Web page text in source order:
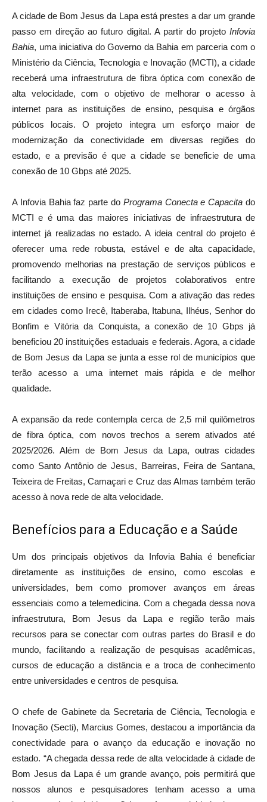
A cidade de Bom Jesus da Lapa está prestes a dar um grande
passo em direção ao futuro digital. A partir do projeto Infovia
Bahia, uma iniciativa do Governo da Bahia em parceria com o
Ministério da Ciência, Tecnologia e Inovação (MCTI), a cidade
receberá uma infraestrutura de fibra óptica com conexão de
alta velocidade, com o objetivo de melhorar o acesso à
internet para as instituições de ensino, pesquisa e órgãos
públicos locais. O projeto integra um esforço maior de
modernização da conectividade em diversas regiões do
estado, e a previsão é que a cidade se beneficie de uma
conexão de 10 Gbps até 2025.
A Infovia Bahia faz parte do Programa Conecta e Capacita do
MCTI e é uma das maiores iniciativas de infraestrutura de
internet já realizadas no estado. A ideia central do projeto é
oferecer uma rede robusta, estável e de alta capacidade,
promovendo melhorias na prestação de serviços públicos e
facilitando a execução de projetos colaborativos entre
instituições de ensino e pesquisa. Com a ativação das redes
em cidades como Irecê, Itaberaba, Itabuna, Ilhéus, Senhor do
Bonfim e Vitória da Conquista, a conexão de 10 Gbps já
beneficiou 20 instituições estaduais e federais. Agora, a cidade
de Bom Jesus da Lapa se junta a esse rol de municípios que
terão acesso a uma internet mais rápida e de melhor
qualidade.
A expansão da rede contempla cerca de 2,5 mil quilômetros
de fibra óptica, com novos trechos a serem ativados até
2025/2026. Além de Bom Jesus da Lapa, outras cidades
como Santo Antônio de Jesus, Barreiras, Feira de Santana,
Teixeira de Freitas, Camaçari e Cruz das Almas também terão
acesso à nova rede de alta velocidade.
Benefícios para a Educação e a Saúde
Um dos principais objetivos da Infovia Bahia é beneficiar
diretamente as instituições de ensino, como escolas e
universidades, bem como promover avanços em áreas
essenciais como a telemedicina. Com a chegada dessa nova
infraestrutura, Bom Jesus da Lapa e região terão mais
recursos para se conectar com outras partes do Brasil e do
mundo, facilitando a realização de pesquisas acadêmicas,
cursos de educação a distância e a troca de conhecimento
entre universidades e centros de pesquisa.
O chefe de Gabinete da Secretaria de Ciência, Tecnologia e
Inovação (Secti), Marcius Gomes, destacou a importância da
conectividade para o avanço da educação e inovação no
estado. “A chegada dessa rede de alta velocidade à cidade de
Bom Jesus da Lapa é um grande avanço, pois permitirá que
nossos alunos e pesquisadores tenham acesso a uma